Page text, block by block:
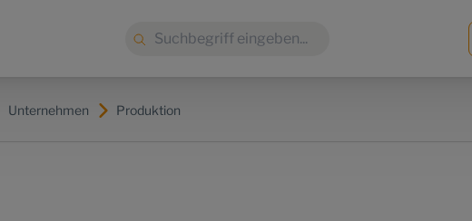
Unternehmen Produktion
Suche: